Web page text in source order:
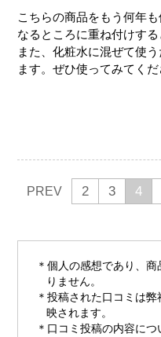
こちらの商品をもう何年
なるところに重ね付けす
また、化粧水に混ぜて使
ます。ぜひ使ってみてくだ
PREV 2 3 4
個人の感想であり、
りません。
投稿された口コミは弊
映されます。
口コミ投稿の内容に